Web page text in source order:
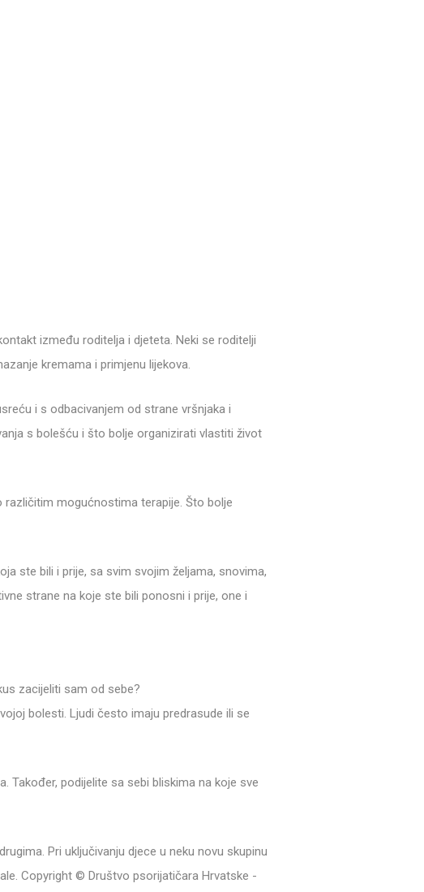
između roditelja i djeteta. Neki se roditelji
kremama i primjenu lijekova.
i s odbacivanjem od strane vršnjaka i
s bolešću i što bolje organizirati vlastiti život
mogućnostima terapije. Što bolje
ste bili i prije, sa svim svojim željama, snovima,
strane na koje ste bili ponosni i prije, one i
zacijeliti sam od sebe?
bolesti. Ljudi često imaju predrasude ili se
Također, podijelite sa sebi bliskima na koje sve
Pri uključivanju djece u neku novu skupinu
Copyright © Društvo psorijatičara Hrvatske -